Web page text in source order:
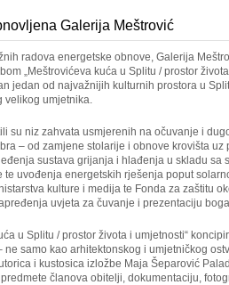
Galerija Meštrović
radova energetske obnove, Galerija
„Meštrovićeva kuća u Splitu / prostor
jedan od najvažnijih kulturnih prostora u
velikog umjetnika.
su niz zahvata usmjerenih na očuvanje i
– od zamjene stolarije i obnove krovišta uz
sustava grijanja i hlađenja u skladu sa
te uvođenja energetskih rješenja poput
kulture i medija te Fonda za zaštitu
uvjeta za čuvanje i prezentaciju
u Splitu / prostor života i umjetnosti“
ne samo kao arhitektonskog i umjetničkog
i kustosica izložbe Maja Šeparović
članova obitelji, dokumentaciju,